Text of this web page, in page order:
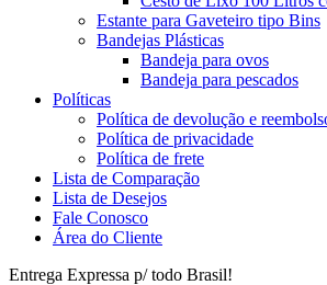
Estante para Gaveteiro tipo Bins
Bandejas Plásticas
Bandeja para ovos
Bandeja para pescados
Políticas
Política de devolução e
Política de privacidade
Política de frete
Lista de Comparação
Lista de Desejos
Fale Conosco
Área do Cliente
Entrega Expressa p/ todo Brasil!